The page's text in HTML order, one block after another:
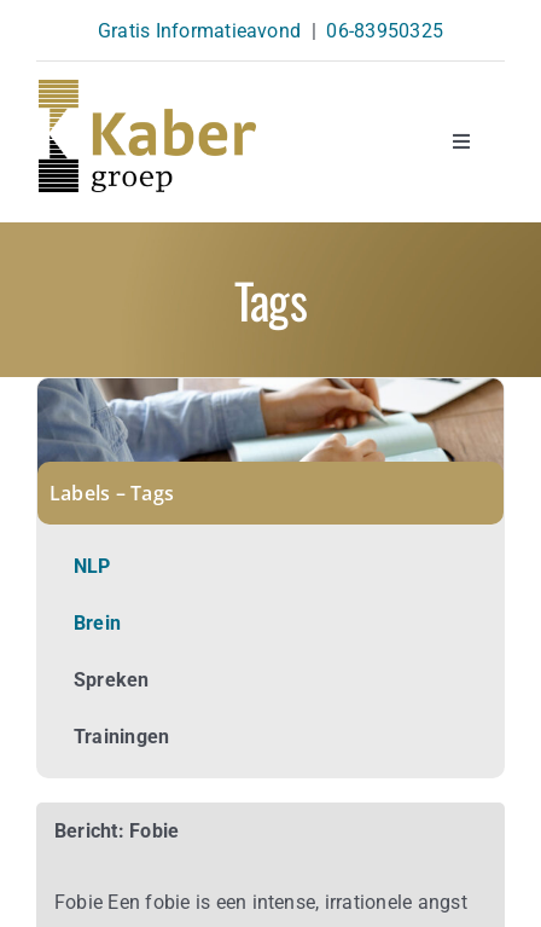
content
Gratis Informatieavond | 06-83950325
Toggle
Opleidingen
Agenda
Over Ons
Kennisbank
Tags
Labels – Tags
NLP
Brein
Spreken
Trainingen
Bericht: Fobie
Fobie Een fobie is een intense, irrationele angst